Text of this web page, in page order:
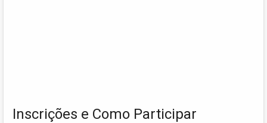
Inscrições e Como Participar